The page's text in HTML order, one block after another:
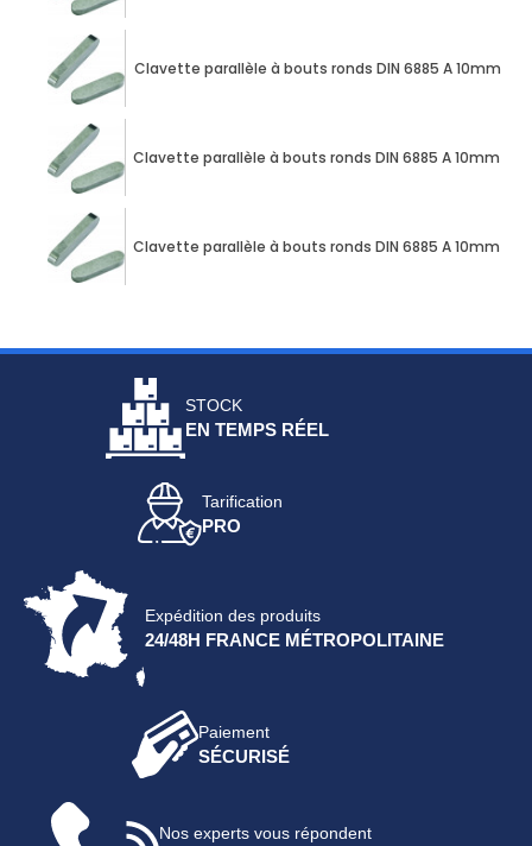
Clavette parallèle à bouts ronds DIN 6885 A 10mm X
Clavette parallèle à bouts ronds DIN 6885 A 10mm X
Clavette parallèle à bouts ronds DIN 6885 A 10mm X
STOCK
EN TEMPS RÉEL
Tarification
PRO
Expédition des produits
24/48H FRANCE MÉTROPOLITAINE
Paiement
SÉCURISÉ
Nos experts vous répondent